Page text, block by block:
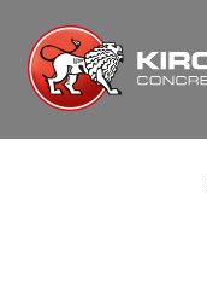
Inhalt
springen